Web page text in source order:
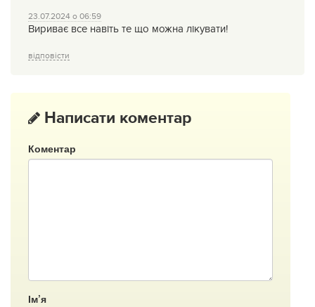
23.07.2024 о 06:59
Вириває все навіть те що можна лікувати!
відповісти
Написати коментар
Коментар
Ім’я